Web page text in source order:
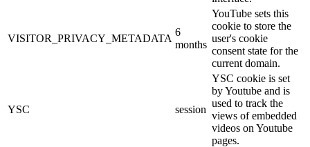
VISITOR_PRIVACY_METADATA
6
months
YouTube sets this
cookie to store the
user's cookie
consent state for the
current domain.
YSC session
YSC cookie is set
by Youtube and is
used to track the
views of embedded
videos on Youtube
pages.